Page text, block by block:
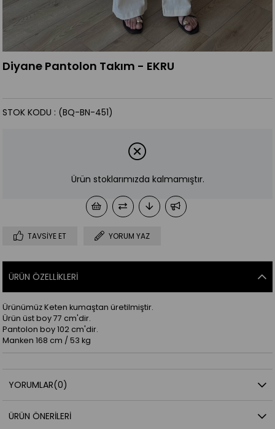
Diyane Pantolon Takım - EKRU
(BQ-BN-451)
STOK KODU
Ürün stoklarımızda kalmamıştır.
TAVSIYE ET YORUM YAZ
ÜRÜN ÖZELLIKLERI
Ürünümüz Keten kumaştan üretilmiştir.
Ürün üst boy 77 cm'dir.
Pantolon boy 102 cm'dir.
Manken 168 cm / 53 kg
YORUMLAR(0)
ÜRÜN ÖNERILERI